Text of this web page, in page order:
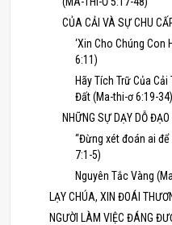
CỦA CẢI VÀ SỰ CHU
‘Xin Cho Chúng Con
6:11)
Hãy Tích Trữ Của
Đất (Ma-thi-ơ 6:19-34)
NHỮNG SỰ DẠY DỖ
“Đừng xét đoán ai
7:1-5)
Nguyên Tắc Vàng
LẠY CHÚA, XIN ĐOÁI
NGƯỜI LÀM VIỆC ĐÁNG